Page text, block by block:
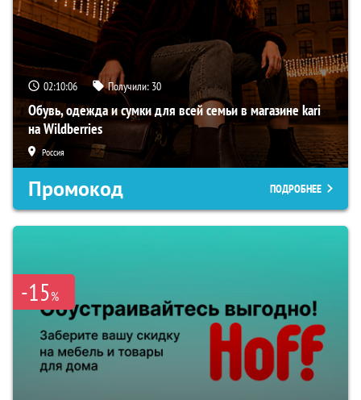
02:10:05 Получили: 30
Обувь, одежда и сумки для всей семьи в магазине kari
на Wildberries
Россия
Промокод ПОДРОБНЕЕ
-15%